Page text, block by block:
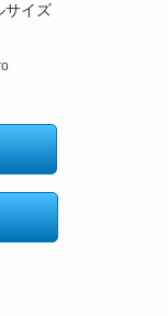
サイズ